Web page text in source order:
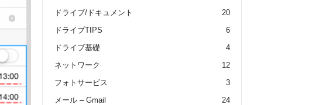
ドライブ/ドキュメント
20
ドライブTIPS
6
ドライブ基礎
4
ネットワーク
12
フォトサービス
3
メール – Gmail
24